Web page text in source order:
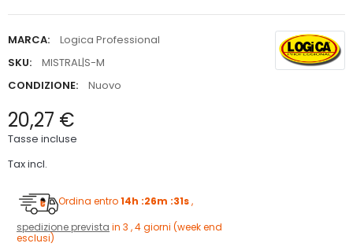
MARCA:
Logica Professional
SKU:
MISTRAL|S-M
CONDIZIONE:
Nuovo
20,27 €
Tasse incluse
Tax incl.
Ordina entro14h :26m :31s,
spedizione prevista in 3 , 4 giorni (week end
esclusi)